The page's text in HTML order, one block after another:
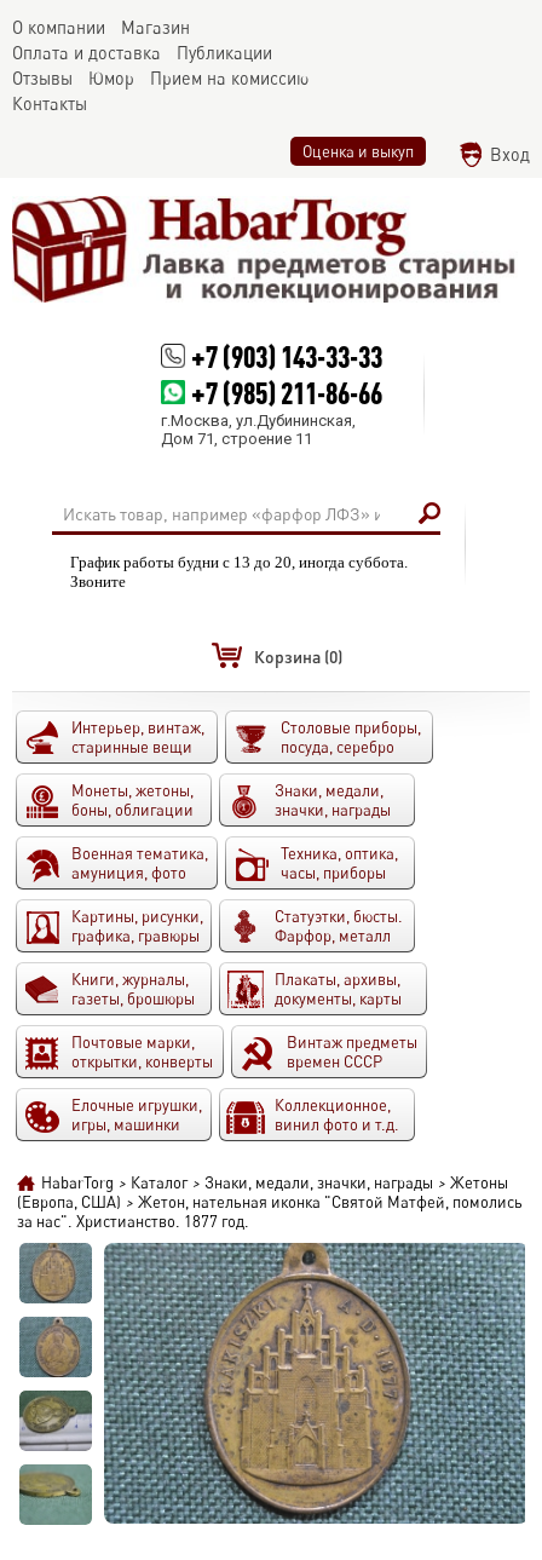
О компании
Магазин
Оплата и доставка
Публикации
Отзывы
Юмор
Прием на комиссию
Контакты
Оценка и выкуп Вход
+7 (903) 143-33-33
+7 (985) 211-86-66
г.Москва, ул.Дубининская,
Дом 71, строение 11
График работы будни с 13 до 20, иногда суббота.
Звоните
Корзина (0)
Интерьер, винтаж,
старинные вещи
Столовые приборы,
посуда, серебро
Монеты, жетоны,
боны, облигации
Знаки, медали,
значки, награды
Военная тематика,
амуниция, фото
Техника, оптика,
часы, приборы
Картины, рисунки,
графика, гравюры
Статуэтки, бюсты.
Фарфор, металл
Книги, журналы,
газеты, брошюры
Плакаты, архивы,
документы, карты
Почтовые марки,
открытки, конверты
Винтаж предметы
времен СССР
Елочные игрушки,
игры, машинки
Коллекционное,
винил фото и т.д.
HabarTorg > Каталог > Знаки, медали, значки, награды > Жетоны
(Европа, США) > Жетон, нательная иконка "Святой Матфей, помолись
за нас". Христианство. 1877 год.